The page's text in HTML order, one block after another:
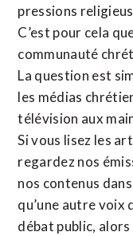
pressions
C’est pour cela
communauté
La question est
les médias
télévision aux
Si vous lisez les
regardez nos
nos contenus
qu’une autre voix
débat public, alors